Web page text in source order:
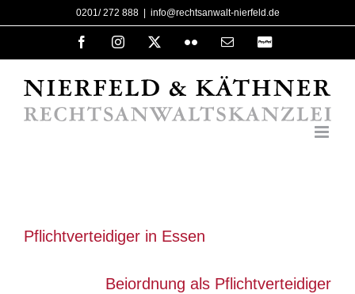
springen
0201/ 272 888 info@rechtsanwalt-nierfeld.de
FacebookInstagram Flickr E-
PayPal
Pflichtverteidiger in Essen
Beiordnung als Pflichtverteidiger